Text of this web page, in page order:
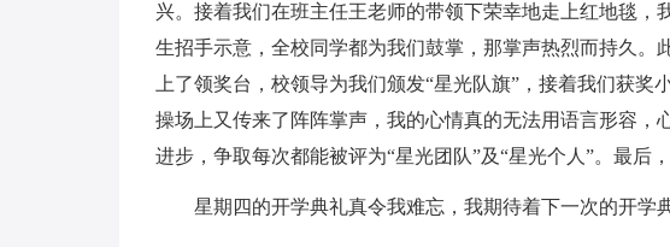
兴。接着我们在班主任王老师的带领下荣幸地走上红地毯，
生招手示意，全校同学都为我们鼓掌，那掌声热烈而持久。
上了领奖台，校领导为我们颁发“星光队旗”，接着我们获奖
操场上又传来了阵阵掌声，我的心情真的无法用语言形容，
进步，争取每次都能被评为“星光团队”及“星光个人”。最后
星期四的开学典礼真令我难忘，我期待着下一次的开学